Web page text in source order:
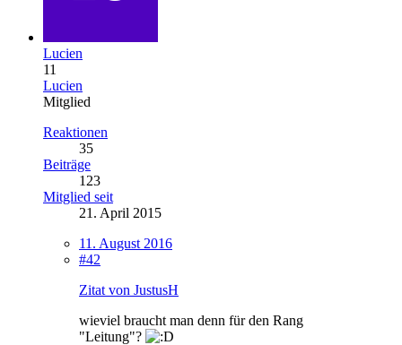
Lucien
11
Lucien
Mitglied
Reaktionen
35
Beiträge
123
Mitglied seit
21. April 2015
11. August 2016
#42
Zitat von JustusH
wieviel braucht man denn für den Rang
"Leitung"?